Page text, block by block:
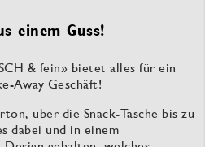
einem Guss!
& fein» bietet alles für ein
Away Geschäft!
über die Snack-Tasche bis zu
dabei und in einem